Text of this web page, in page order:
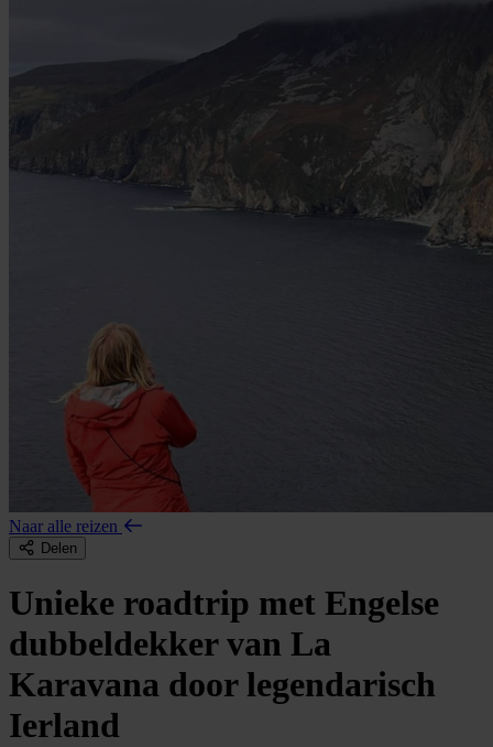
Naar alle reizen
Delen
Unieke roadtrip met Engelse
dubbeldekker van La
Karavana door legendarisch
Ierland